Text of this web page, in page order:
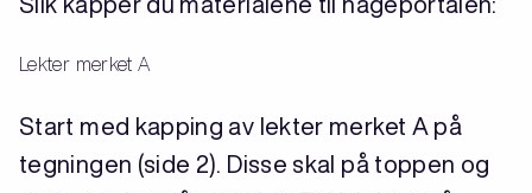
Lekter merket A
Start med kapping av lekter merket A på
tegningen (side 2). Disse skal på toppen og